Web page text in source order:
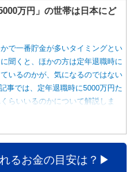
万円」の世帯は日本にど
で一番貯金が多いタイミングとい
聞くと、ほかの方は定年退職時に
いるのかが、気になるのではない
事では、定年退職時に5000万円た
らいいるのかについて解説しま
るお金の目安は？